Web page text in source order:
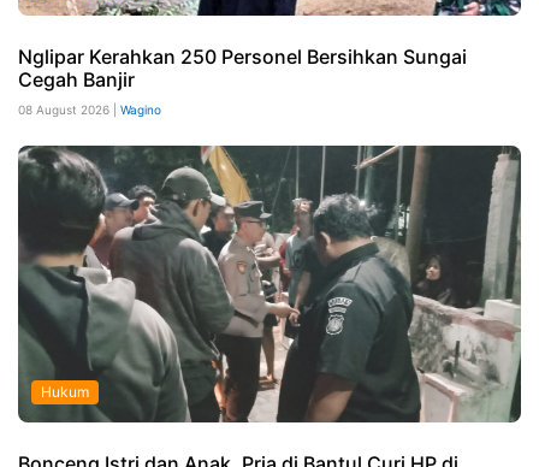
Nglipar Kerahkan 250 Personel Bersihkan Sungai
Cegah Banjir
08 August 2026 | Wagino
Hukum